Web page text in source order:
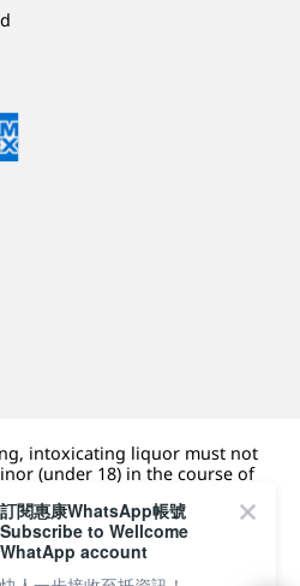
intoxicating liquor must not
(under 18) in the course of
中，向未成年人 (18 歲以下人士)
Policy|DFI Retail Group
訂閱惠康WhatsApp帳號
Subscribe to Wellcome
WhatApp account